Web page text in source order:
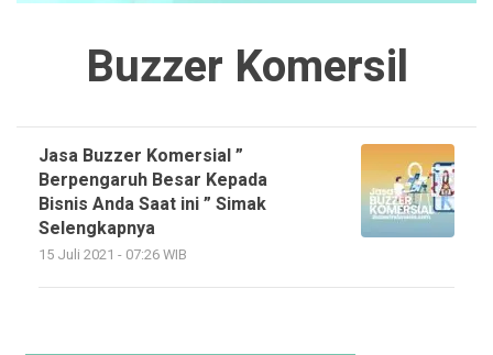
Buzzer Komersil
Jasa Buzzer Komersial ”
Berpengaruh Besar Kepada
Bisnis Anda Saat ini ” Simak
Selengkapnya
15 Juli 2021 - 07:26 WIB